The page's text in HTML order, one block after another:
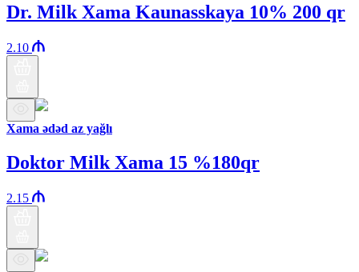
Dr. Milk Xama Kaunasskaya 10% 200 qr
2.10
Xama ədəd az yağlı
Doktor Milk Xama 15 %180qr
2.15